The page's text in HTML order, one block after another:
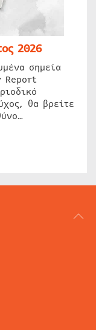
2026
σημεία
Report
θα βρείτε